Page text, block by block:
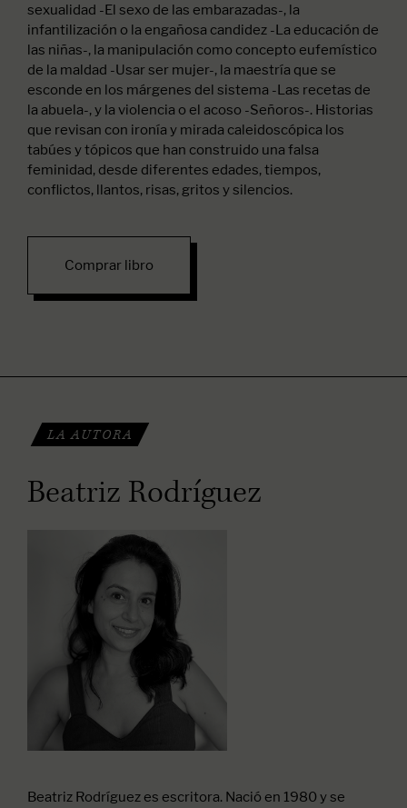
sexualidad -El sexo de las embarazadas-, la
infantilización o la engañosa candidez -La educación de
las niñas-, la manipulación como concepto eufemístico
de la maldad -Usar ser mujer-, la maestría que se
esconde en los márgenes del sistema -Las recetas de
la abuela-, y la violencia o el acoso -Señoros-. Historias
que revisan con ironía y mirada caleidoscópica los
tabúes y tópicos que han construido una falsa
feminidad, desde diferentes edades, tiempos,
conflictos, llantos, risas, gritos y silencios.
Comprar libro
LA AUTORA
Beatriz Rodríguez
Beatriz Rodríguez es escritora. Nació en 1980 y se